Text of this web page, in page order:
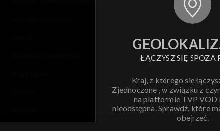
ŁĄCZYSZ SIĘ SPOZA
Kraj, z którego się
Zjednoczone , w związku z
na platformie TVP VOD
nieodstępna. Sprawdź, które
obejrzeć.